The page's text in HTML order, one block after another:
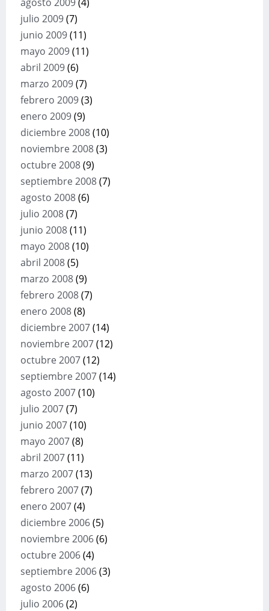
julio 2009(7)
junio 2009(11)
mayo 2009(11)
abril 2009(6)
marzo 2009(7)
febrero 2009(3)
enero 2009(9)
diciembre 2008(10)
noviembre 2008(3)
octubre 2008(9)
septiembre 2008(7)
agosto 2008(6)
julio 2008(7)
junio 2008(11)
mayo 2008(10)
abril 2008(5)
marzo 2008(9)
febrero 2008(7)
enero 2008(8)
diciembre 2007(14)
noviembre 2007(12)
octubre 2007(12)
septiembre 2007(14)
agosto 2007(10)
julio 2007(7)
junio 2007(10)
mayo 2007(8)
abril 2007(11)
marzo 2007(13)
febrero 2007(7)
enero 2007(4)
diciembre 2006(5)
noviembre 2006(6)
octubre 2006(4)
septiembre 2006(3)
agosto 2006(6)
julio 2006(2)